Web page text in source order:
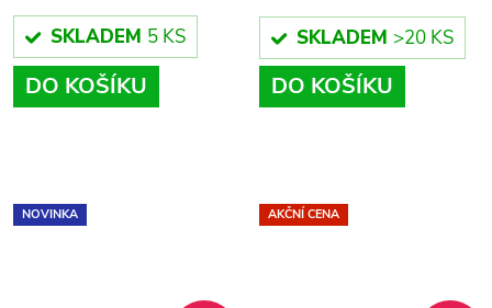
SKLADEM 5 KS
DO KOŠÍKU
SKLADEM >20 KS
DO KOŠÍKU
NOVINKA AKČNÍ CENA